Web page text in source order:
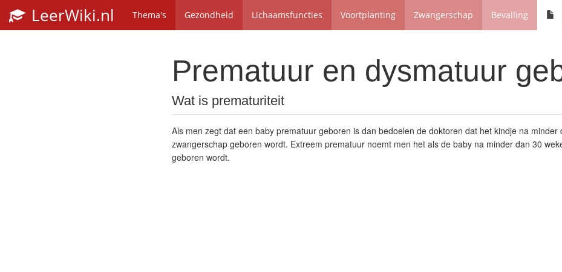
LeerWiki.nl Thema's Gezondheid Lichaamsfuncties Voortplanting Zwangerschap Bevalling
Prematuur en dysmatuur
Wat is prematuriteit
Als men zegt dat een baby prematuur geboren is dan bedoelen de doktoren dat het kindje na minder
zwangerschap geboren wordt. Extreem prematuur noemt men het als de baby na minder dan 30
geboren wordt.